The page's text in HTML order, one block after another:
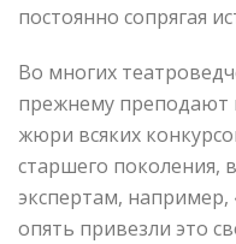
постоянно сопрягая
Во многих
прежнему преподают
жюри всяких
старшего поколения,
экспертам, например,
опять привезли это